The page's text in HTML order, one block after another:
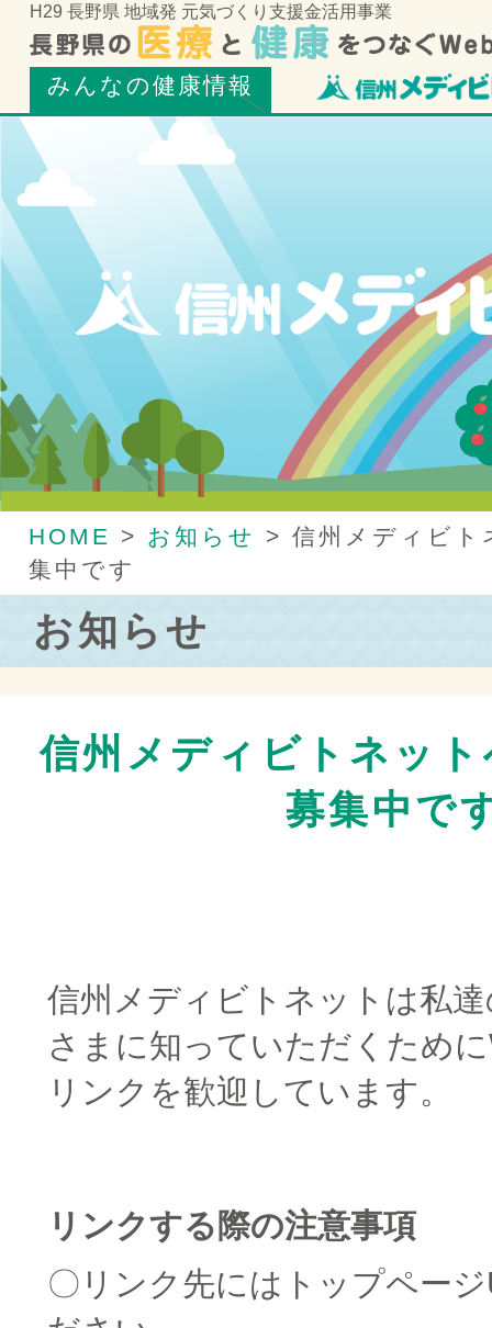
H29 長野県 地域発 元気づくり支援金活用事業
みんなの健康情報
HOME > お知らせ > 信州メディビ
集中です
お知らせ
信州メディビトネッ
募集中で
信州メディビトネットは私
さまに知っていただくため
リンクを歓迎しています。
リンクする際の注意事項
〇リンク先にはトップペー